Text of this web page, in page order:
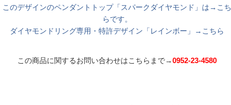
このデザインのペンダントトップ「スパークダイヤモンド」は→こち
らです。
ダイヤモンドリング専用・特許デザイン「レインボー」→こちら
この商品に関するお問い合わせはこちらまで→0952-23-4580